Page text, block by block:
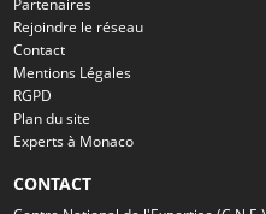
Rejoindre le réseau
Contact
Mentions Légales
RGPD
Plan du site
Experts à Monaco
CONTACT